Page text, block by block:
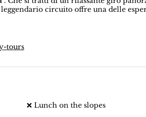
circuito offre una delle
tours
❌ Lunch on the slopes